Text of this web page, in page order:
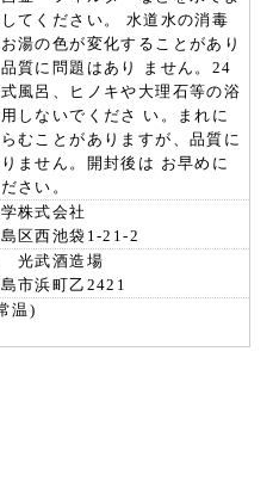
てください。 水道水の消毒
湯の色が変化することがあり
質に問題はあり ません。24
風呂、ヒノキや大理石等の浴
しないでくださ い。まれに
むことがありますが、品質に
ません。開封後は お早めに
さい。
株式会社
区西池袋1-21-2
光武酒造場
市浜町乙2421
温)